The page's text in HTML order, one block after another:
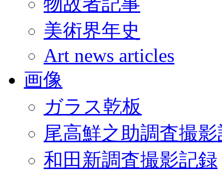
美術界年史
Art news articles
画像
ガラス乾板
尾高鮮之助調査撮
和田新調査撮影記録